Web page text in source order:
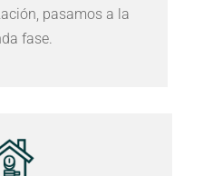
pasamos a la
fase.